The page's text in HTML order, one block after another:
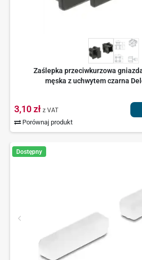
Zaślepka przeciwkurzowa
męska z uchwytem czarna
3,10 zł z VAT
Porównaj produkt
Dostępny